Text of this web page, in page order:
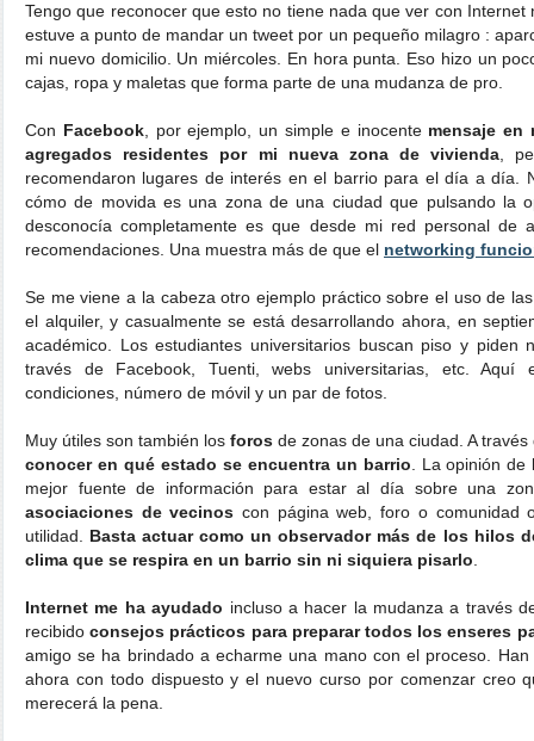
Tengo que reconocer que esto no tiene nada que ver con
estuve a punto de mandar un tweet por un pequeño milagro :
mi nuevo domicilio. Un miércoles. En hora punta. Eso hizo un
cajas, ropa y maletas que forma parte de una mudanza de pro.
Con Facebook, por ejemplo, un simple e inocente mensaje en
agregados residentes por mi nueva zona de vivienda ,
recomendaron lugares de interés en el barrio para el día a día.
cómo de movida es una zona de una ciudad que pulsando la
desconocía completamente es que desde mi red personal de
recomendaciones. Una muestra más de que el networking
Se me viene a la cabeza otro ejemplo práctico sobre el uso de
el alquiler, y casualmente se está desarrollando ahora, en
académico. Los estudiantes universitarios buscan piso y piden
través de Facebook, Tuenti, webs universitarias, etc. Aquí
condiciones, número de móvil y un par de fotos.
Muy útiles son también los foros de zonas de una ciudad. A
conocer en qué estado se encuentra un barrio . La opinión
mejor fuente de información para estar al día sobre una
asociaciones de vecinoscon página web, foro o comunidad
utilidad. Basta actuar como un observador más de los hilos
clima que se respira en un barrio sin ni siquiera pisarlo
Internet me ha ayudado incluso a hacer la mudanza a través
recibidoconsejos prácticos para preparar todos los enseres
amigo se ha brindado a echarme una mano con el proceso.
ahora con todo dispuesto y el nuevo curso por comenzar creo
merecerá la pena.